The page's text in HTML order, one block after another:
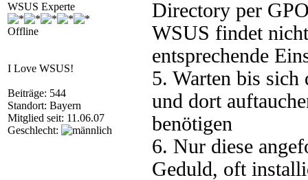
WSUS Experte
Offline
I Love WSUS!
Beiträge: 544
Standort: Bayern
Mitglied seit: 11.06.07
Geschlecht:
Directory per
WSUS findet
entsprechende
5. Warten bis sich
und dort
benötigen
6. Nur diese
Geduld, oft